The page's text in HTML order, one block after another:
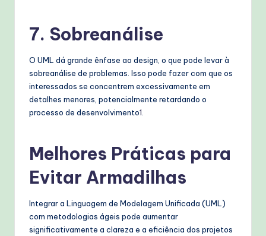
7. Sobreanálise
O UML dá grande ênfase ao design, o que pode levar à
sobreanálise de problemas. Isso pode fazer com que os
interessados se concentrem excessivamente em
detalhes menores, potencialmente retardando o
processo de desenvolvimento1
Melhores Práticas para
Evitar Armadilhas
Integrar a Linguagem de Modelagem Unificada (UML)
com metodologias ágeis pode aumentar
significativamente a clareza e a eficiência dos projetos